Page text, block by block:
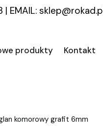
| EMAIL:
produkty Kontakt
komorowy grafit 6mm